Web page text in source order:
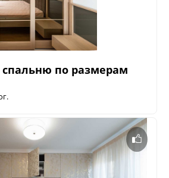
по размерам